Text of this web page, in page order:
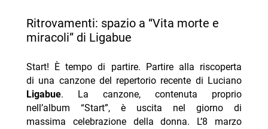
Ritrovamenti: spazio a “Vita morte e
miracoli” di Ligabue
Start! È tempo di partire. Partire alla riscoperta
di una canzone del repertorio recente di Luciano
Ligabue. La canzone, contenuta proprio
nell’album “Start”, è uscita nel giorno di
massima celebrazione della donna. L’8 marzo